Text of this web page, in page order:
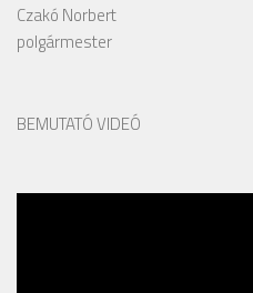
Czakó Norbert
polgármester
BEMUTATÓ VIDEÓ